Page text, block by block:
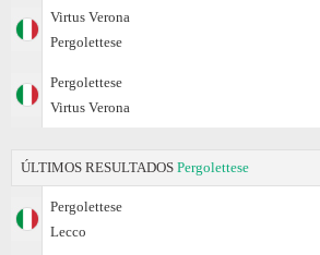
Virtus Verona
Pergolettese
Pergolettese
Virtus Verona
ÚLTIMOS RESULTADOS Pergolettese
Pergolettese
Lecco